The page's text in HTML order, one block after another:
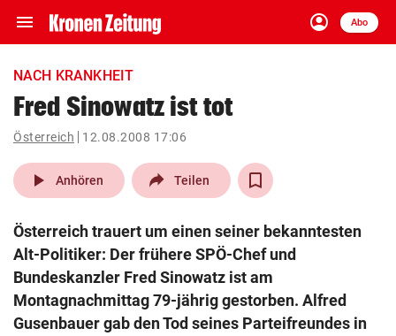
menu Navigation
ein-/ausklappen
account_circle
Anmelden
Abo
close Schließen
account_circle Anmelden
pin_drop
arrow_right
bookmark Merkliste
search
Suchbegriff
eingeben
NACH KRANKHEIT
Fred Sinowatz ist tot
Österreich 12.08.2008 17:06
play_arrow Anhören Teilen
Österreich trauert um einen seiner bekanntesten
Alt-Politiker: Der frühere SPÖ-Chef und
Bundeskanzler Fred Sinowatz ist am
Montagnachmittag 79-jährig gestorben. Alfred
Gusenbauer gab den Tod seines Parteifreundes in